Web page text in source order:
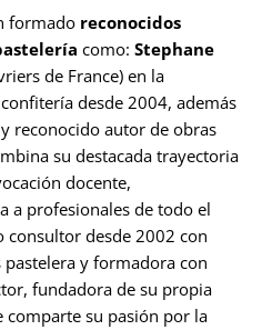
formado reconocidos
como: Stephane
de France) en la
desde 2004, además
reconocido autor de obras
su destacada trayectoria
docente,
a profesionales de todo el
desde 2002 con
pastelera y formadora con
fundadora de su propia
comparte su pasión por la